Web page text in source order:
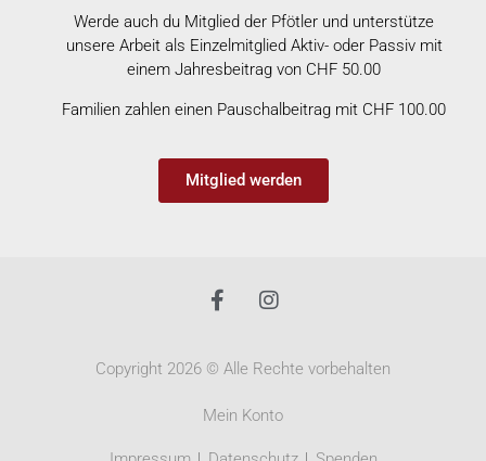
Werde auch du Mitglied der Pfötler und unterstütze
unsere Arbeit als Einzelmitglied Aktiv- oder Passiv mit
einem Jahresbeitrag von CHF 50.00
Familien zahlen einen Pauschalbeitrag mit CHF 100.00
Mitglied werden
Copyright 2026 © Alle Rechte vorbehalten
Mein Konto